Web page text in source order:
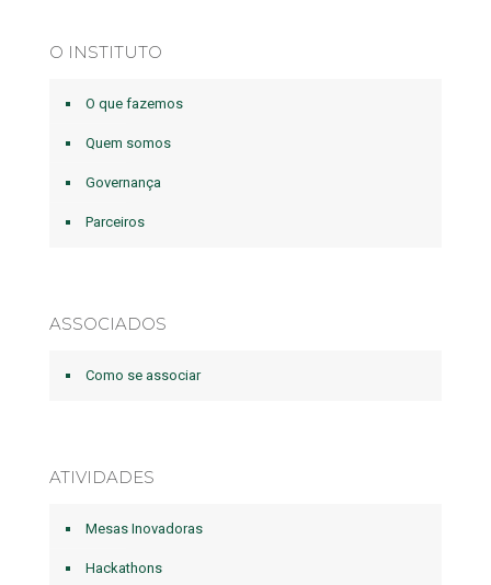
O INSTITUTO
O que fazemos
Quem somos
Governança
Parceiros
ASSOCIADOS
Como se associar
ATIVIDADES
Mesas Inovadoras
Hackathons